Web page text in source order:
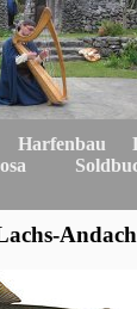
Harfenbau